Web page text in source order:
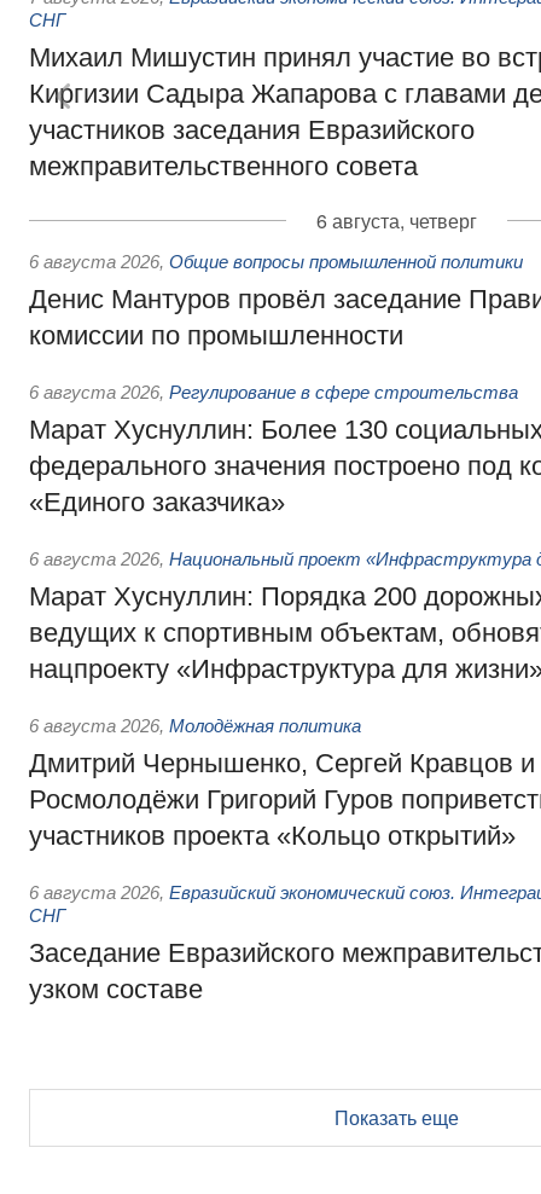
СНГ
Михаил Мишустин принял участие во
Киргизии Садыра Жапарова с главами
участников заседания Евразийского
межправительственного совета
6 августа, четверг
6 августа 2026, Общие вопросы промышленной политики
Денис Мантуров провёл заседание
комиссии по промышленности
6 августа 2026, Регулирование в сфере строительства
Марат Хуснуллин: Более 130
федерального значения построено под
«Единого заказчика»
6 августа 2026, Национальный проект «Инфраструктура
Марат Хуснуллин: Порядка 200
ведущих к спортивным объектам,
нацпроекту «Инфраструктура для
6 августа 2026, Молодёжная политика
Дмитрий Чернышенко, Сергей Кравцов и
Росмолодёжи Григорий Гуров
участников проекта «Кольцо открытий»
6 августа 2026, Евразийский экономический союз.
СНГ
Заседание Евразийского
узком составе
Показать еще